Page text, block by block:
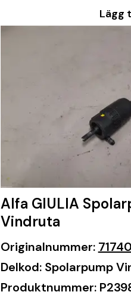
Lägg
Alfa GIULIA
Vindruta
Originalnummer:
Delkod: Spolarpump
Produktnummer: